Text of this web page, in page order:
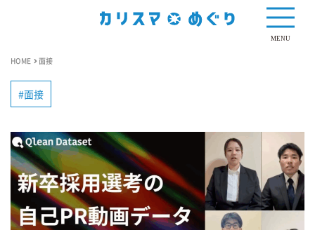
MENU
HOME 面接
面接